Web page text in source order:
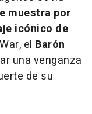
muestra por
icónico de
el Barón
una venganza
de su